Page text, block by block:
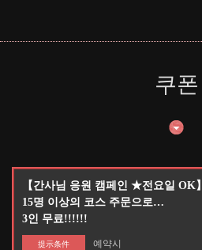
쿠폰
【간사님 응원 캠페인 ★전요일 OK】
15명 이상의 코스 주문으로…
3인 무료!!!!!!
提示条件 예약시